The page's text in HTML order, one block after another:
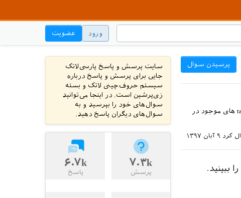
ورود عضویت
پرسیدن سوال
با سلام و احترام من از برنامه متلب خروجی eps گرفته ام و می خواهم در فایل لاتک tag های موجود در
کرد ۹ آبان ۱۳۹۷
را ببینید.
سایت پرسش و پاسخ پارسی‌لاتک
جایی برای پرسش و پاسخ درباره
سیستم حروف‌چینی لاتک و بسته
زی‌پرشین است. در اینجا می‌توانید
سوال‌های خود را بپرسید و به
سوال‌های دیگران پاسخ دهید.
۷.۳k
پرسش
۶.۷k
پاسخ